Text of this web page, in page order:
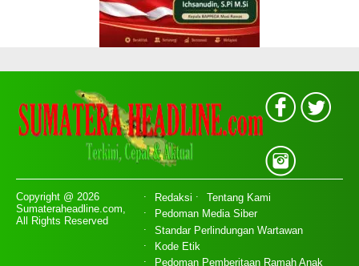
Copyright @ 2026
Sumateraheadline.com,
All Rights Reserved
Redaksi
Tentang Kami
Pedoman Media Siber
Standar Perlindungan Wartawan
Kode Etik
Pedoman Pemberitaan Ramah Anak